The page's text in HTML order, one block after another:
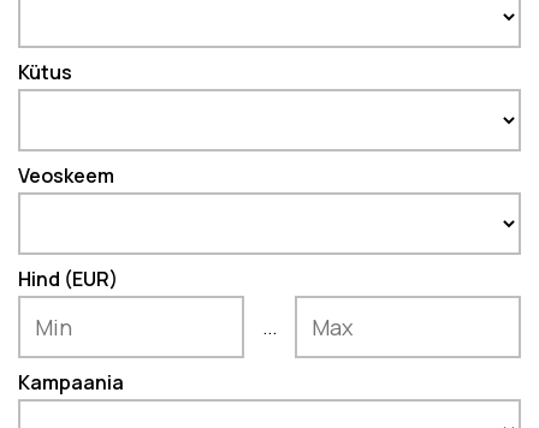
Kütus
Veoskeem
Hind (EUR)
...
Kampaania